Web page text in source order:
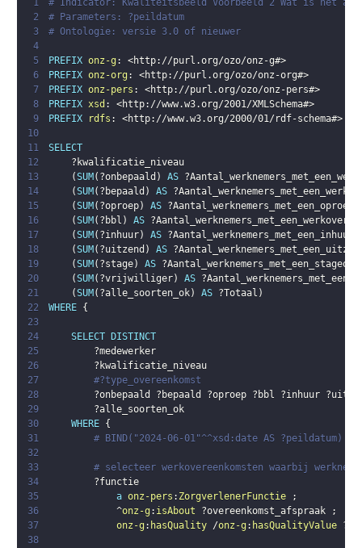
1
# Indicator: Kwaliteitsbeeld Voorbeeld 2 Wat is het
2
# Parameters: ?peildatum
3
# Ontologie: versie 3.0 of nieuwer
4
5
PREFIX onz-g : <http://purl.org/ozo/onz-g#>
6
PREFIX onz-org : <http://purl.org/ozo/onz-org#>
7
PREFIX onz-pers : <http://purl.org/ozo/onz-pers#>
8
PREFIX xsd : <http://www.w3.org/2001/XMLSchema#>
9
PREFIX rdfs : <http://www.w3.org/2000/01/rdf-schema#>
10
11
SELECT
12
?kwalificatie_niveau
13
(SUM ( ?onbepaald ) AS
14
(SUM ( ?bepaald ) AS
15
(SUM ( ?oproep) AS
16
(SUM ( ?bbl ) AS
17
(SUM ( ?inhuur) AS
18
(SUM ( ?uitzend ) AS
19
(SUM ( ?stage) AS
20
(SUM ( ?vrijwilliger) AS
21
(SUM ( ?alle_soorten_ok) AS ?Totaal )
22
WHERE {
23
24
SELECT
DISTINCT
25
?medewerker
26
?kwalificatie_niveau
27
#?type_overeenkomst
28
?onbepaald ?bepaald ?oproep ?bbl ?inhuur
29
?alle_soorten_ok
30
WHERE {
31
# BIND("2024-06-01"^^xsd:date AS ?peildatum)
32
33
# selecteer werkovereenkomsten waarbij
34
?functie
35
a onz-pers : ZorgverlenerFunctie
;
36
            ^
onz-g : isAbout ?overeenkomst_afspraak
;
37
onz-g : hasQuality /onz-g : hasQualityValue
38